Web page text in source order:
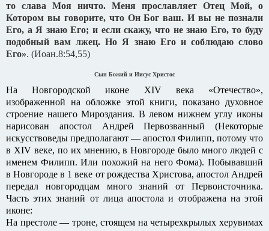
то слава Моя ничто. Меня прославляет Отец Мой, о
Котором вы говорите, что Он Бог ваш. И вы не познали
Его, а Я знаю Его; и если скажу, что не знаю Его, то буду
подобный вам лжец. Но Я знаю Его и соблюдаю слово
Его». (Иоан.8:54,55)
Сын Божий и Иисус Христос
На Новгородской иконе XIV века «Отечество»,
изображенной на обложке этой книги, показано духовное
строение нашего Мироздания. В левом нижнем углу иконы
нарисован апостол Андрей Первозванный (Некоторые
искусствоведы предполагают — апостол Филипп, потому что
в XIV веке, по их мнению, в Новгороде было много людей с
именем Филипп. Или похожий на него Фома). Побывавший
в Новгороде в 1 веке от рождества Христова, апостол Андрей
передал новгородцам много знаний от Первоисточника.
Часть этих знаний от лица апостола и отображена на этой
иконе:
На престоле — троне, стоящем на четырехкрылых херувимах